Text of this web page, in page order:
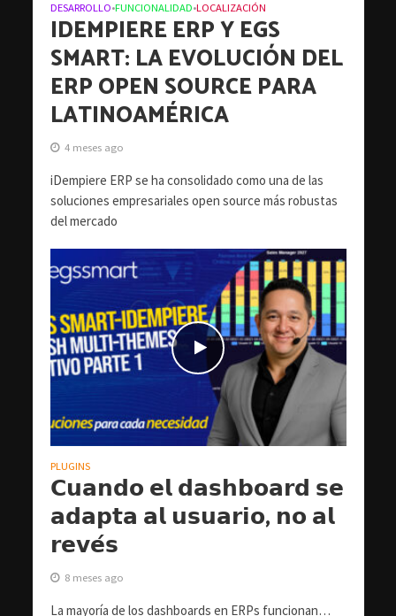
DESARROLLO•FUNCIONALIDAD•LOCALIZACIÓN
IDEMPIERE ERP Y EGS
SMART: LA EVOLUCIÓN DEL
ERP OPEN SOURCE PARA
LATINOAMÉRICA
4 meses ago
iDempiere ERP se ha consolidado como una de las
soluciones empresariales open source más robustas
del mercado
PLUGINS
𝗖𝘂𝗮𝗻𝗱𝗼 𝗲𝗹 𝗱𝗮𝘀𝗵𝗯𝗼𝗮𝗿𝗱 𝘀𝗲
𝗮𝗱𝗮𝗽𝘁𝗮 𝗮𝗹 𝘂𝘀𝘂𝗮𝗿𝗶𝗼, 𝗻𝗼 𝗮𝗹
𝗿𝗲𝘃𝗲́𝘀
8 meses ago
La mayoría de los dashboards en ERPs funcionan…